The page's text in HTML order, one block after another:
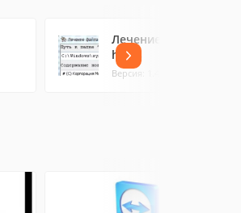
Лечение файла
hosts
Версия: 1.4 (0.43 МБ)